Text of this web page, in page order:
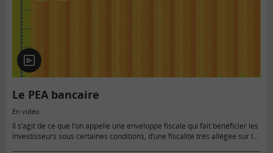
En
vidéo
Le PEA bancaire
En vidéo
Il s’agit de ce que l’on appelle une enveloppe fiscale qui fait bénéficier les
investisseurs sous certaines conditions, d’une fiscalité très allégée sur les